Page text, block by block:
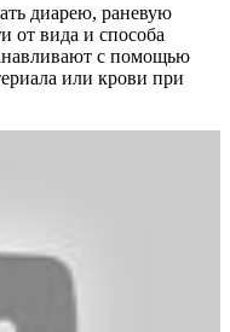
диарею, раневую
от вида и способа
с помощью
или крови при